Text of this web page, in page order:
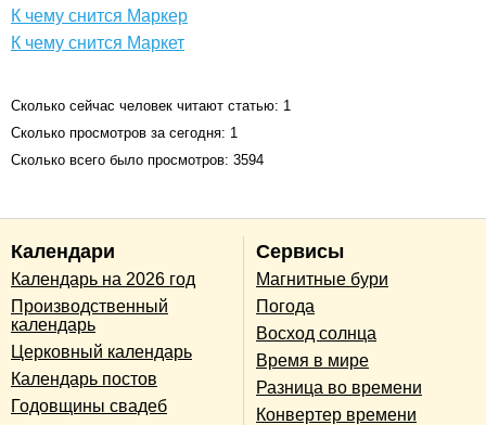
К чему снится Маркер
К чему снится Маркет
Сколько сейчас человек читают статью: 1
Сколько просмотров за сегодня: 1
Сколько всего было просмотров: 3594
Календари
Календарь на 2026 год
Производственный
календарь
Церковный календарь
Календарь постов
Годовщины свадеб
Сервисы
Магнитные бури
Погода
Восход солнца
Время в мире
Разница во времени
Конвертер времени